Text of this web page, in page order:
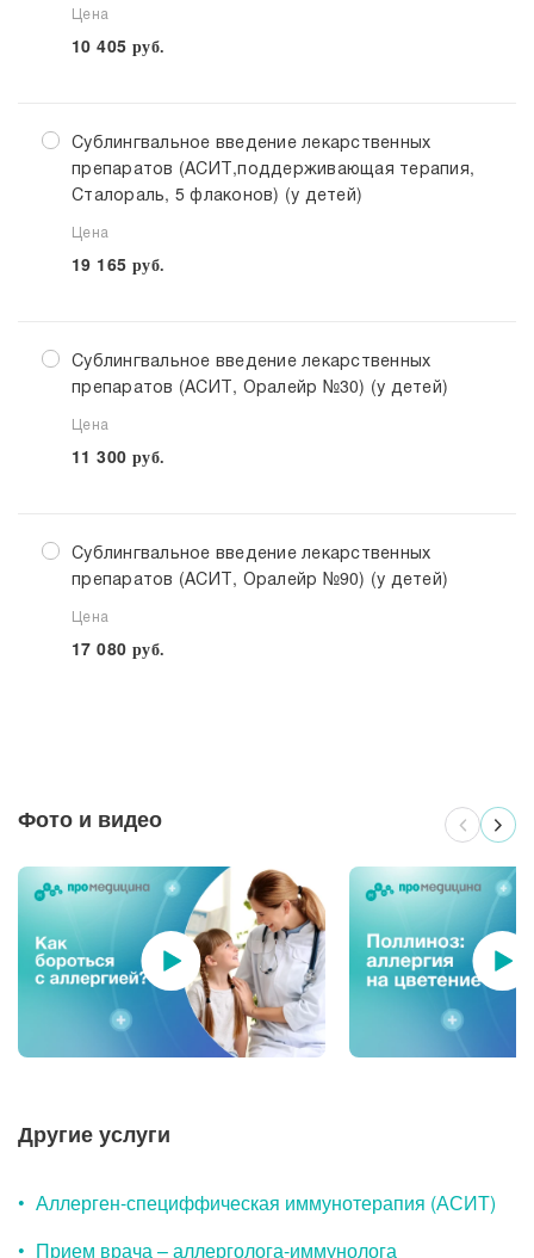
Цена
10 405 руб.
Сублингвальное введение лекарственных
препаратов (АСИТ,поддерживающая терапия,
Сталораль, 5 флаконов) (у детей)
Цена
19 165 руб.
Сублингвальное введение лекарственных
препаратов (АСИТ, Оралейр №30) (у детей)
Цена
11 300 руб.
Сублингвальное введение лекарственных
препаратов (АСИТ, Оралейр №90) (у детей)
Цена
17 080 руб.
Клинико-диагностические центры
Клинико-диагностический центр «МЕДСИ-
Промедицина» на ул. Авроры, 18 в Уфе
Будни, Сб: c 8:00 до 21:00, Вс: c 8:00 до 15:00
на пр. Октября, 67/2 в Уфе
Фото и видео
Другие услуги
Аллерген-специффическая иммунотерапия (АСИТ)
Прием врача – аллерголога-иммунолога